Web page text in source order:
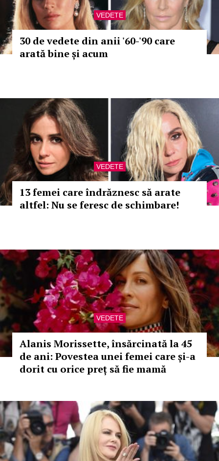
VEDETE
30 de vedete din anii '60-'90 care
arată bine și acum
VEDETE
13 femei care îndrăznesc să arate
altfel: Nu se feresc de schimbare!
VEDETE
Alanis Morissette, însărcinată la 45
de ani: Povestea unei femei care și-a
dorit cu orice preț să fie mamă